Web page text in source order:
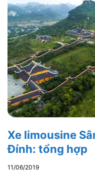
Xe limousine
Đính: tổng hợp
11/06/2019